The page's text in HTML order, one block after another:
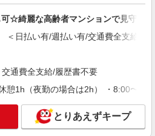
未経験OKの人間関係に悩まない職
住スタッフ
☆綺麗な高齢者マンションで見守りな
日払い有/週払い有/交通費全支給(ガ
通費全支給/履歴書不要
憩1h（夜勤の場合は2h） ・8:00〜
とりあえずキープ